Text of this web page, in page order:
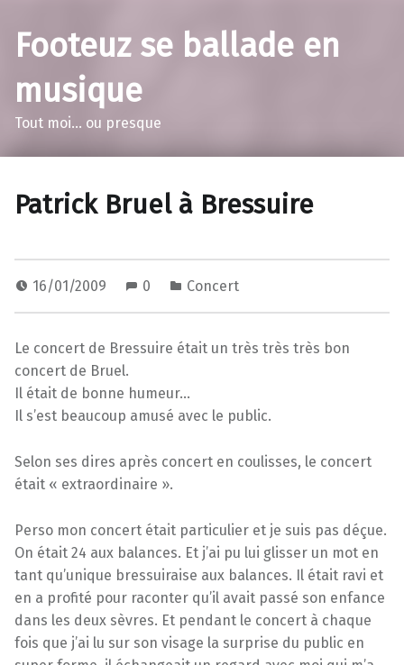
Footeuz se ballade en
musique
Tout moi… ou presque
Patrick Bruel à Bressuire
16/01/2009 0 Concert
Le concert de Bressuire était un très très très bon
concert de Bruel.
Il était de bonne humeur…
Il s’est beaucoup amusé avec le public.
Selon ses dires après concert en coulisses, le concert
était « extraordinaire ».
Perso mon concert était particulier et je suis pas déçue.
On était 24 aux balances. Et j’ai pu lui glisser un mot en
tant qu’unique bressuiraise aux balances. Il était ravi et
en a profité pour raconter qu’il avait passé son enfance
dans les deux sèvres. Et pendant le concert à chaque
fois que j’ai lu sur son visage la surprise du public en